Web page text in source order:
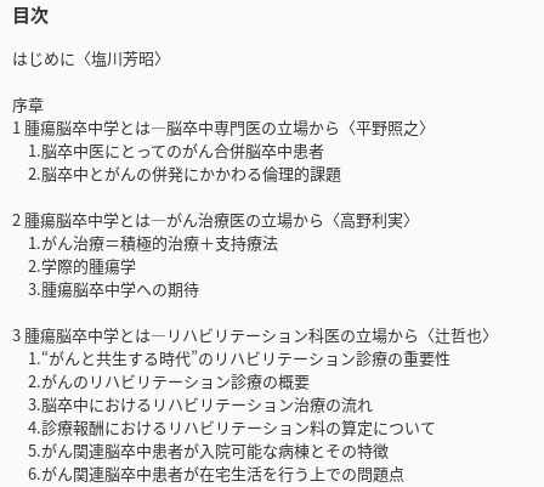
目次
はじめに〈塩川芳昭〉
序章
1 腫瘍脳卒中学とは―脳卒中専門医の立場から〈平野照之〉
1.脳卒中医にとってのがん合併脳卒中患者
2.脳卒中とがんの併発にかかわる倫理的課題
2 腫瘍脳卒中学とは―がん治療医の立場から〈高野利実〉
1.がん治療＝積極的治療＋支持療法
2.学際的腫瘍学
3.腫瘍脳卒中学への期待
3 腫瘍脳卒中学とは―リハビリテーション科医の立場から〈辻哲也〉
1.“がんと共生する時代”のリハビリテーション診療の重要性
2.がんのリハビリテーション診療の概要
3.脳卒中におけるリハビリテーション治療の流れ
4.診療報酬におけるリハビリテーション料の算定について
5.がん関連脳卒中患者が入院可能な病棟とその特徴
6.がん関連脳卒中患者が在宅生活を行う上での問題点